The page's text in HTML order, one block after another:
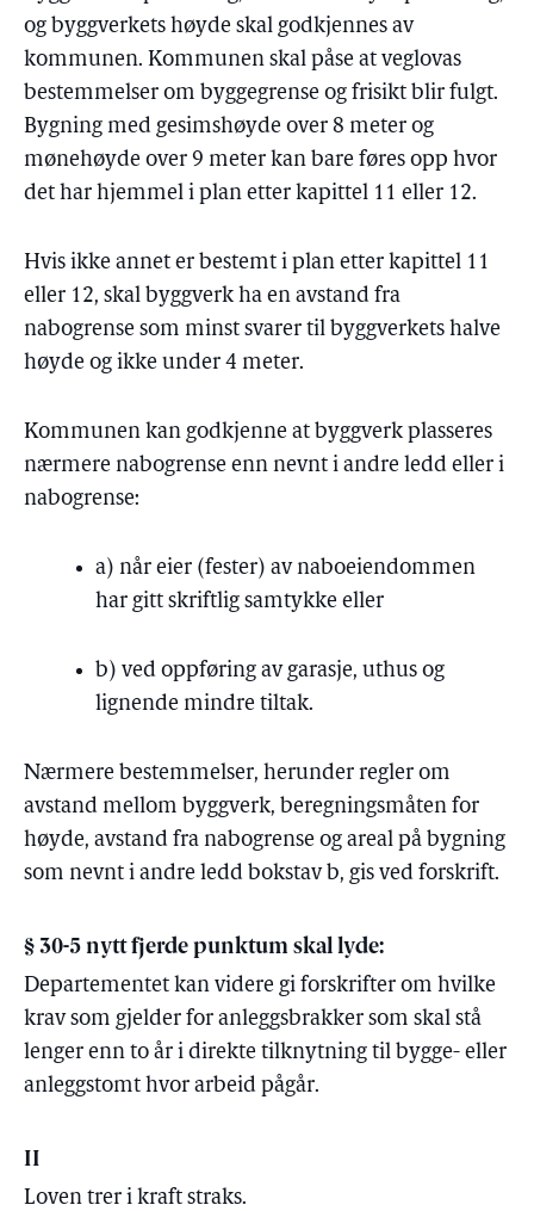
og byggverkets høyde skal godkjennes av
kommunen. Kommunen skal påse at veglovas
bestemmelser om byggegrense og frisikt blir fulgt.
Bygning med gesimshøyde over 8 meter og
mønehøyde over 9 meter kan bare føres opp hvor
det har hjemmel i plan etter kapittel 11 eller 12.
Hvis ikke annet er bestemt i plan etter kapittel 11
eller 12, skal byggverk ha en avstand fra
nabogrense som minst svarer til byggverkets halve
høyde og ikke under 4 meter.
Kommunen kan godkjenne at byggverk plasseres
nærmere nabogrense enn nevnt i andre ledd eller i
nabogrense:
a) når eier (fester) av naboeiendommen
har gitt skriftlig samtykke eller
b) ved oppføring av garasje, uthus og
lignende mindre tiltak.
Nærmere bestemmelser, herunder regler om
avstand mellom byggverk, beregningsmåten for
høyde, avstand fra nabogrense og areal på bygning
som nevnt i andre ledd bokstav b, gis ved forskrift.
§ 30-5 nytt fjerde punktum skal lyde:
Departementet kan videre gi forskrifter om hvilke
krav som gjelder for anleggsbrakker som skal stå
lenger enn to år i direkte tilknytning til bygge- eller
anleggstomt hvor arbeid pågår.
II
Loven trer i kraft straks.